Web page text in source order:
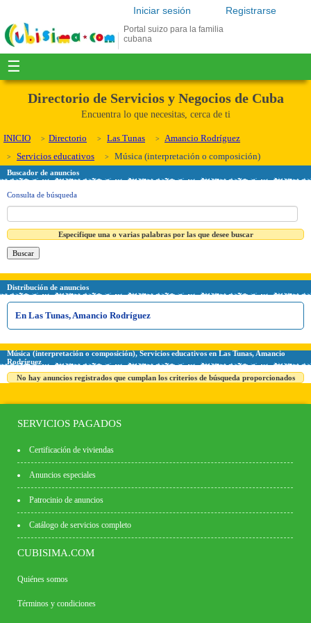
Registrarse
Iniciar sesión
Portal suizo para la familia
cubana
☰
Directorio de Servicios y Negocios de Cuba
Encuentra lo que necesitas, cerca de ti
INICIO Directorio Las Tunas
Amancio Rodríguez
Servicios educativos
Música (interpretación o composición)
Buscador de anuncios
Consulta de búsqueda
Especifique una o varias palabras por las que desee buscar
Distribución de anuncios
En Las Tunas, Amancio Rodríguez
Música (interpretación o composición), Servicios educativos en Las Tunas, Amancio
Rodríguez
No hay anuncios registrados que cumplan los criterios de búsqueda proporcionados
SERVICIOS PAGADOS
Certificación de viviendas
Anuncios especiales
Patrocinio de anuncios
Catálogo de servicios completo
CUBISIMA.COM
Quiénes somos
Términos y condiciones